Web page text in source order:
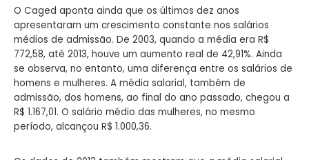
O Caged aponta ainda que os últimos dez anos
apresentaram um crescimento constante nos salários
médios de admissão. De 2003, quando a média era R$
772,58, até 2013, houve um aumento real de 42,91%. Ainda
se observa, no entanto, uma diferença entre os salários de
homens e mulheres. A média salarial, também de
admissão, dos homens, ao final do ano passado, chegou a
R$ 1.167,01. O salário médio das mulheres, no mesmo
período, alcançou R$ 1.000,36.